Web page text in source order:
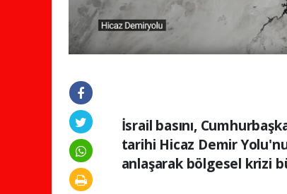
İsrail basını,
tarihi Hicaz Demir
anlaşarak bölgesel krizi